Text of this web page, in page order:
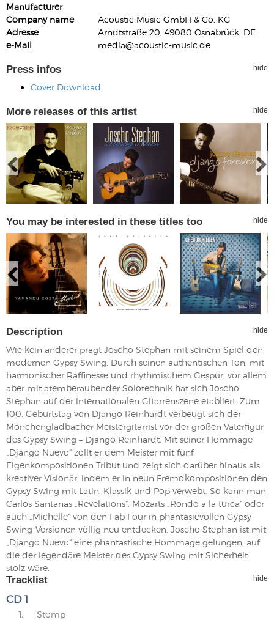
Manufacturer
Company name
Acoustic Music GmbH & Co. KG
Adresse
Arndtstraße 20, 49080 Osnabrück, DE
e-Mail
media@acoustic-music.de
Press infos hide
Cover Download
More releases of this artist hide
You may be interested in these titles too hide
Description hide
Wie kein anderer prägt Joscho Stephan mit seinem Spiel den
modernen Gypsy Swing: Durch seinen authentischen Ton, mit
harmonischer Raffinesse und rhythmischem Gespür, vor allem
aber mit atemberaubender Solotechnik hat sich Joscho
Stephan auf der internationalen Gitarrenszene etabliert. Zum
100. Geburtstag von Django Reinhardt verbeugt sich der
Mönchengladbacher Meistergitarrist vor der großen Vaterfigur
des Gypsy Swing – Django Reinhardt. Mit seiner Hommage
„Django Nuevo“ zollt er dem Meister mit fünf
Eigenkompositionen Tribut und zeigt sich darüber hinaus als
kreativer Visionär, indem er in neun Fremdkompositionen den
Gypsy Swing mit Latin, Klassik und Pop verwebt. So kann man
Carlos Santanas „Revelations“, Mozarts „Rondo a la turca“ oder
auch „Michelle“ von den Fab Four in phantasievollen Gypsy-
Swing-Versionen völlig neu entdecken. Joscho Stephan ist mit
„Django Nuevo“ eine phantastische Hommage gelungen, auf
die der legendäre Meister des Gypsy Swing mit Sicherheit
stolz wäre.
Tracklist hide
CD 1
1.
Stomp